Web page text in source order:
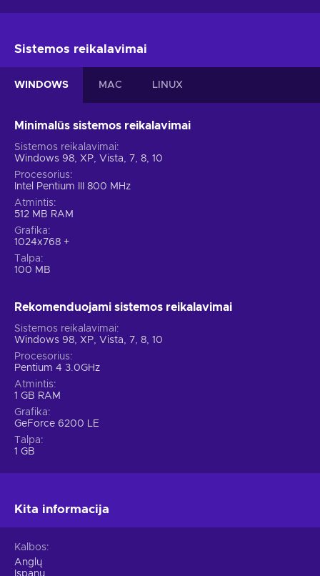
Sistemos reikalavimai
WINDOWS MAC LINUX
Minimalūs sistemos reikalavimai
Sistemos reikalavimai
Windows 98, XP, Vista, 7, 8, 10
Procesorius
Intel Pentium III 800 MHz
Atmintis
512 MB RAM
Grafika
1024x768 +
Talpa
100 MB
Rekomenduojami sistemos reikalavimai
Sistemos reikalavimai
Windows 98, XP, Vista, 7, 8, 10
Procesorius
Pentium 4 3.0GHz
Atmintis
1 GB RAM
Grafika
GeForce 6200 LE
Talpa
1 GB
Kita informacija
Kalbos
Anglų